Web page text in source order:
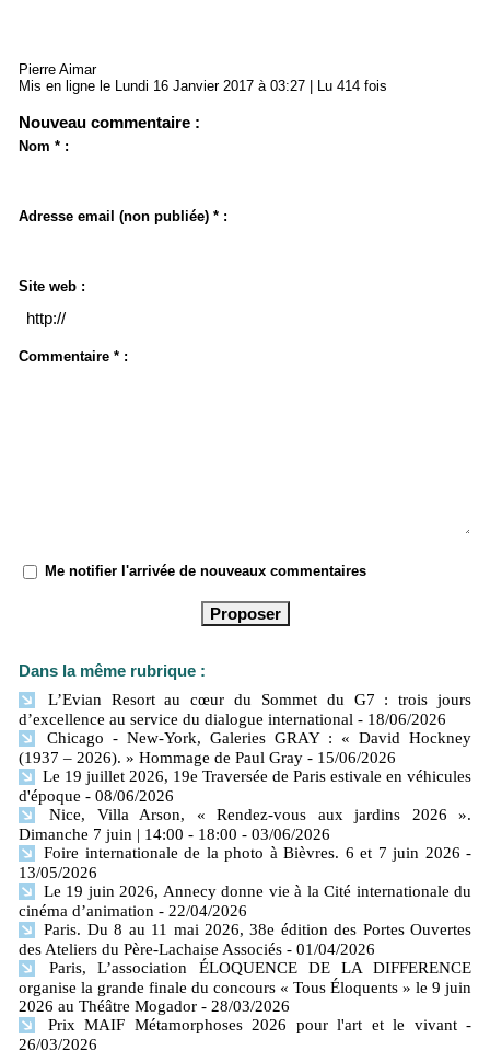
Pierre Aimar
Mis en ligne le Lundi 16 Janvier 2017 à 03:27 | Lu 414 fois
Nouveau commentaire :
Nom * :
Adresse email (non publiée) * :
Site web :
Commentaire * :
Me notifier l'arrivée de nouveaux commentaires
Dans la même rubrique :
L’Evian Resort au cœur du Sommet du G7 : trois jours
d’excellence au service du dialogue international - 18/06/2026
Chicago - New-York, Galeries GRAY : « David Hockney
(1937 – 2026). » Hommage de Paul Gray - 15/06/2026
Le 19 juillet 2026, 19e Traversée de Paris estivale en véhicules
d'époque - 08/06/2026
Nice, Villa Arson, « Rendez-vous aux jardins 2026 ».
Dimanche 7 juin | 14:00 - 18:00 - 03/06/2026
Foire internationale de la photo à Bièvres. 6 et 7 juin 2026 -
13/05/2026
Le 19 juin 2026, Annecy donne vie à la Cité internationale du
cinéma d’animation - 22/04/2026
Paris. Du 8 au 11 mai 2026, 38e édition des Portes Ouvertes
des Ateliers du Père-Lachaise Associés - 01/04/2026
Paris, L’association ÉLOQUENCE DE LA DIFFERENCE
organise la grande finale du concours « Tous Éloquents » le 9 juin
2026 au Théâtre Mogador - 28/03/2026
Prix MAIF Métamorphoses 2026 pour l'art et le vivant -
26/03/2026